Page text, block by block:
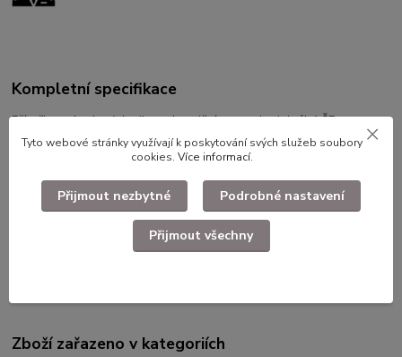
Kompletní specifikace
Příručka ozbrojených sil v zahraniční operaci originál AČR.
Zboží zařazeno v kategoriích
Tyto webové stránky využívají k poskytování svých služeb soubory
cookies. Více informací.
Přijmout nezbytné Podrobné nastavení
Přijmout všechny